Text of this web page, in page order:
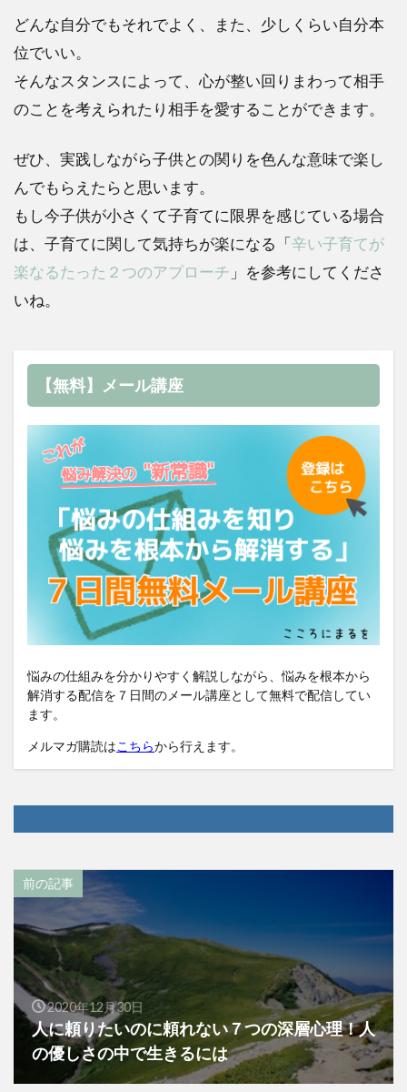
どんな自分でもそれでよく、また、少しくらい自分本
位でいい。
そんなスタンスによって、心が整い回りまわって相手
のことを考えられたり相手を愛することができます。
ぜひ、実践しながら子供との関りを色んな意味で楽し
んでもらえたらと思います。
もし今子供が小さくて子育てに限界を感じている場合
は、子育てに関して気持ちが楽になる「辛い子育てが
楽なるたった２つのアプローチ 」を参考にしてくださ
いね。
【無料】メール講座
悩みの仕組みを分かりやすく解説しながら、悩みを根本から
解消する配信を７日間のメール講座として無料で配信してい
ます。
メルマガ購読はこちらから行えます。
前の記事
2020年12月30日
人に頼りたいのに頼れない７つの深層心理！人
の優しさの中で生きるには